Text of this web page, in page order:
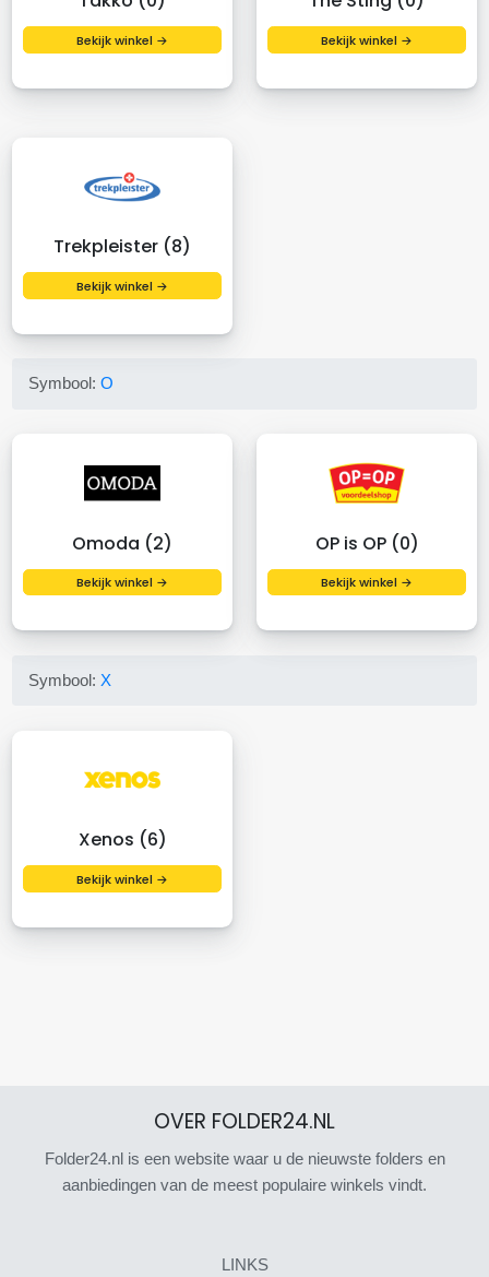
Bekijk winkel → Bekijk winkel →
Trekpleister (8)
Bekijk winkel →
Symbool:O
Omoda (2)
Bekijk winkel →
OP is OP (0)
Bekijk winkel →
Symbool: X
Xenos (6)
Bekijk winkel →
OVER FOLDER24.NL
Folder24.nl is een website waar u de nieuwste folders en
aanbiedingen van de meest populaire winkels vindt.
LINKS